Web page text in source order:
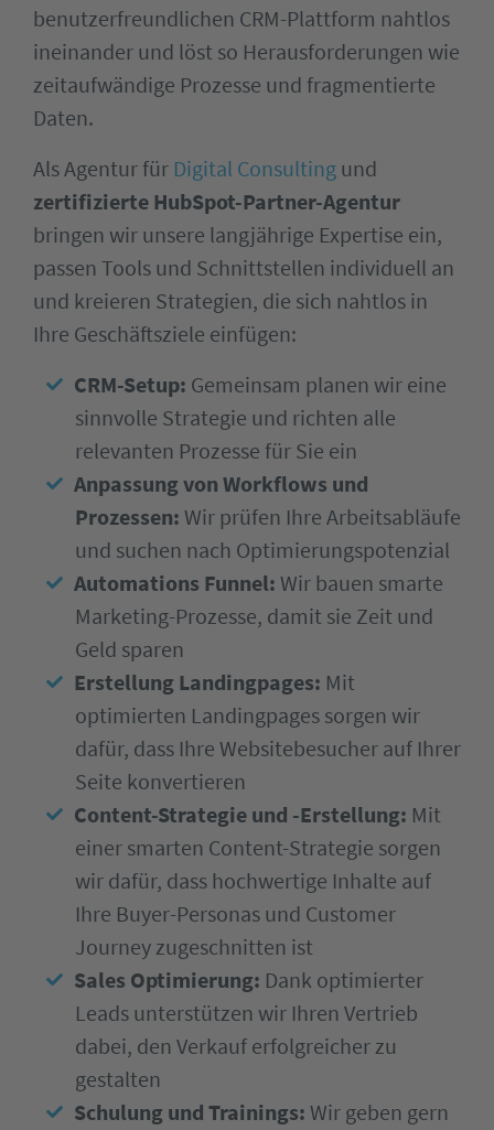
benutzerfreundlichen CRM-Plattform nahtlos
ineinander und löst so Herausforderungen wie
zeitaufwändige Prozesse und fragmentierte
Daten.
Als Agentur für Digital Consulting und
zertifizierte HubSpot-Partner-Agentur
bringen wir unsere langjährige Expertise ein,
passen Tools und Schnittstellen individuell an
und kreieren Strategien, die sich nahtlos in
Ihre Geschäftsziele einfügen:
CRM-Setup: Gemeinsam planen wir eine
sinnvolle Strategie und richten alle
relevanten Prozesse für Sie ein
Anpassung von Workflows und
Prozessen: Wir prüfen Ihre Arbeitsabläufe
und suchen nach Optimierungspotenzial
Automations Funnel: Wir bauen smarte
Marketing-Prozesse, damit sie Zeit und
Geld sparen
Erstellung Landingpages: Mit
optimierten Landingpages sorgen wir
dafür, dass Ihre Websitebesucher auf Ihrer
Seite konvertieren
Content-Strategie und -Erstellung: Mit
einer smarten Content-Strategie sorgen
wir dafür, dass hochwertige Inhalte auf
Ihre Buyer-Personas und Customer
Journey zugeschnitten ist
Sales Optimierung: Dank optimierter
Leads unterstützen wir Ihren Vertrieb
dabei, den Verkauf erfolgreicher zu
gestalten
Schulung und Trainings: Wir geben gern